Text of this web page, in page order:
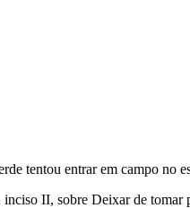
tentou entrar em campo no
II, sobre Deixar de